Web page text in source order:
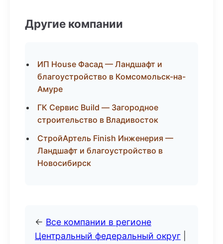
Другие компании
ИП House Фасад — Ландшафт и
благоустройство в Комсомольск-на-
Амуре
ГК Сервис Build — Загородное
строительство в Владивосток
СтройАртель Finish Инженерия —
Ландшафт и благоустройство в
Новосибирск
← Все компании в регионе
Центральный федеральный округ